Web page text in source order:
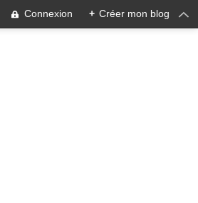
Connexion + Créer mon blog